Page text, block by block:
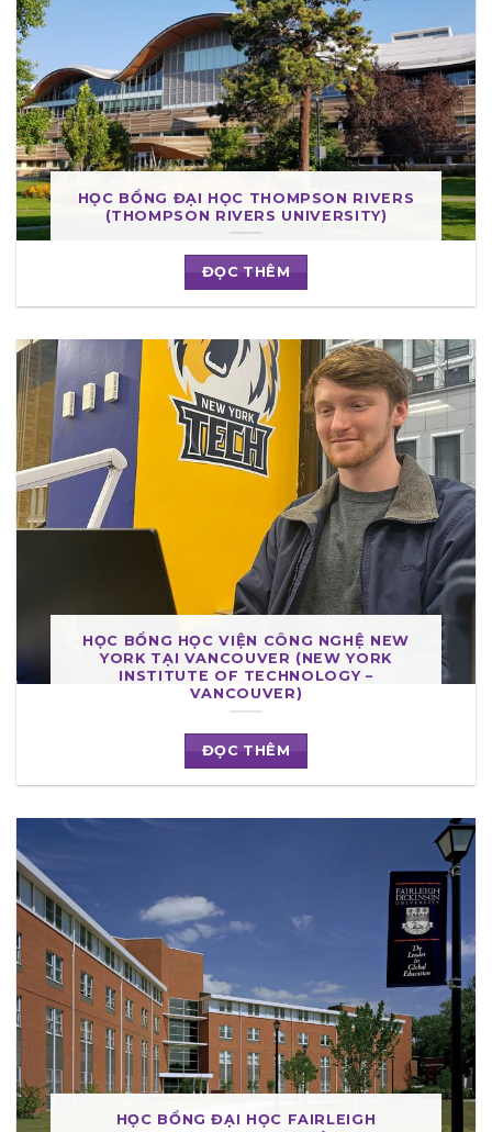
HỌC BỔNG ĐẠI HỌC THOMPSON RIVERS
(THOMPSON RIVERS UNIVERSITY)
ĐỌC THÊM
HỌC BỔNG HỌC VIỆN CÔNG NGHỆ NEW
YORK TẠI VANCOUVER (NEW YORK
INSTITUTE OF TECHNOLOGY –
VANCOUVER)
ĐỌC THÊM
HỌC BỔNG ĐẠI HỌC FAIRLEIGH